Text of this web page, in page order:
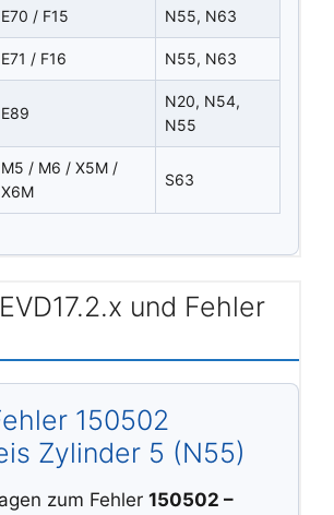
E70 / F15 N55, N63
E71 / F16 N55, N63
E89
N20, N54,
N55
M5 / M6 / X5M /
X6M
S63
und Fehler
150502
Zylinder 5 (N55)
zum Fehler 150502 –